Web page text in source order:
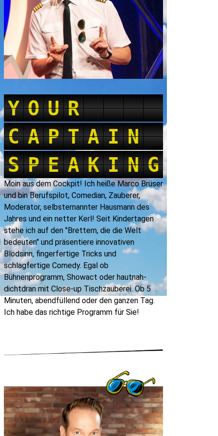
Y
Y O
O U
U R
R
C
C A
A P
P T
T A
A I
I N
N
S
S P
P E
E A
A K
K I
I N
N G
G
Moin aus dem Cockpit! Ich heiße Marco Brüser
und bin Berufspilot, Comedian, Zauberer,
Moderator, selbsternannter Hausmann des
Jahres und ein netter Kerl! Seit Kindertagen
stehe ich auf den "Brettern, die die Welt
bedeuten" und präsentiere innovativen
Blödsinn, fingerfertige Tricks und
schlagfertige Comedy. Egal ob
Bühnenprogramm, Showact oder hautnah-
dichtdran mit Close-up Tischzauberei. Ob 5
Minuten, abendfüllend oder den ganzen Tag.
Ich habe das richtige Programm für Sie!